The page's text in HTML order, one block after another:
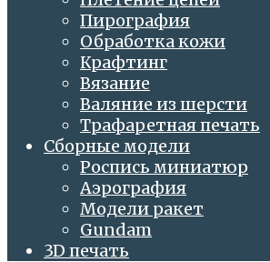
Пирография
Обработка кожи
Крафтинг
Вязание
Валяние из шерсти
Трафаретная печать
Сборные модели
Роспись миниатюр
Аэрография
Модели ракет
Gundam
3D печать